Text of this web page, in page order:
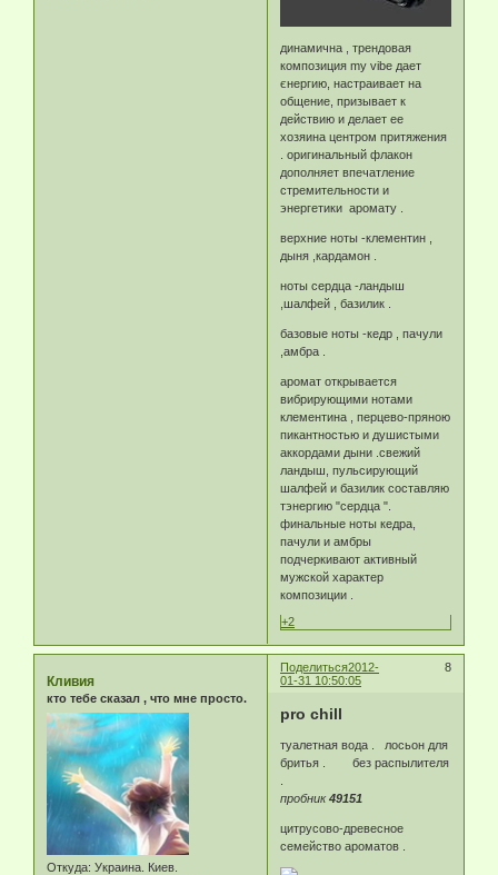
динамична , трендовая
композиция my vibe дает
єнергию, настраивает на
общение, призывает к
действию и делает ее
хозяина центром притяжения
. оригинальный флакон
дополняет впечатление
стремительности и
энергетики аромату .
верхние ноты -клементин ,
дыня ,кардамон .
ноты сердца -ландыш
,шалфей , базилик .
базовые ноты -кедр , пачули
,амбра .
аромат открывается
вибрирующими нотами
клементина , перцево-пряною
пикантностью и душистыми
аккордами дыни .свежий
ландыш, пульсирующий
шалфей и базилик составляю
тэнергию "сердца ".
финальные ноты кедра,
пачули и амбры
подчеркивают активный
мужской характер
композиции .
+2
Поделиться 8
2012-
01-31 10:50:05
Кливия
кто тебе сказал , что мне просто.
Откуда: Украина. Киев.
pro chill
туалетная вода . лосьон для
бритья . без распылителя
пробник49151
цитрусово-древесное
семейство ароматов .